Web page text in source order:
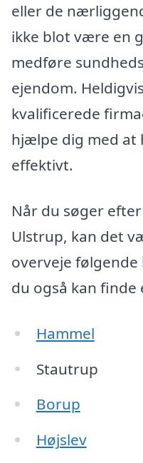
eller de
ikke blot være en
medføre
ejendom.
kvalificerede
hjælpe dig med at
effektivt.
Når du søger
Ulstrup, kan det
overveje
du også kan
Hammel
Stautrup
Borup
Højslev